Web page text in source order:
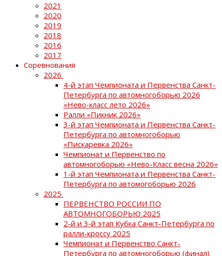
2021
2020
2019
2018
2016
2017
Соревнования
2026
4-й этап Чемпионата и Первенства Санкт-
Петербурга по автомногоборью 2026
«Нево-класс лето 2026»
Ралли «Пикник 2026»
3-й этап Чемпионата и Первенства Санкт-
Петербурга по автомногоборью
«Пискаревка 2026»
Чемпионат и Первенство по
автомногоборью «Нево-Класс весна 2026»
1-й этап Чемпионата и Первенства Санкт-
Петербурга по автомогоборью 2026
2025
ПЕРВЕНСТВО РОССИИ ПО
АВТОМНОГОБОРЬЮ 2025
2-й и 3-й этап Кубка Санкт-Петербурга по
ралли-кроссу 2025
Чемпионат и Первенство Санкт-
Петербурга по автомногоборью (финал)